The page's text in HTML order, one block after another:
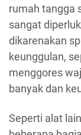
rumah tangga
sangat
dikarenakan
keunggulan,
menggores
banyak dan
Seperti alat